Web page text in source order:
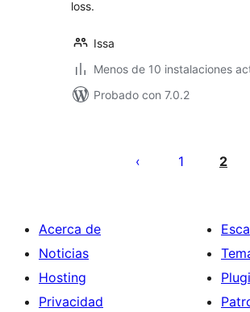
loss.
Issa
Menos de 10 instalaciones
Probado con 7.0.2
1 2
Acerca de
Noticias
Hosting
Privacidad